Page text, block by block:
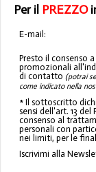
Per il PREZZO
E-mail:
Presto il consenso
promozionali
di contatto (potrai
come indicato nella
* Il sottoscritto
sensi dell'art. 13
consenso al
personali con
nei limiti, per le
Iscrivimi alla